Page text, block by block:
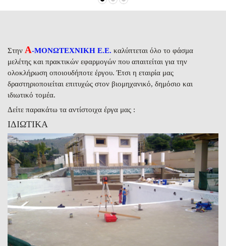
Στην Α-ΜΟΝΩΤΕΧΝΙΚΗ Ε.Ε. καλύπτεται όλο το φάσμα
μελέτης και πρακτικών εφαρμογών που απαιτείται για την
ολοκλήρωση οποιουδήποτε έργου. Έτσι η εταιρία μας
δραστηριοποιείται επιτυχώς στον βιομηχανικό, δημόσιο και
ιδιωτικό τομέα.
Δείτε παρακάτω τα αντίστοιχα έργα μας :
ΙΔΙΩΤΙΚΑ